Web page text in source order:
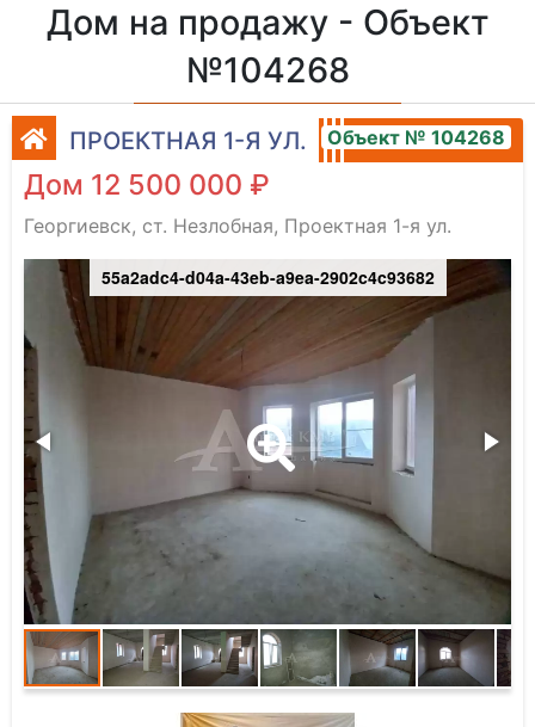
Дом на продажу - Объект
№104268
ПРОЕКТНАЯ 1-Я УЛ. Объект № 104268
Дом 12 500 000 ₽
Георгиевск, ст. Незлобная, Проектная 1-я ул.
55a2adc4-d04a-43eb-a9ea-2902c4c93682